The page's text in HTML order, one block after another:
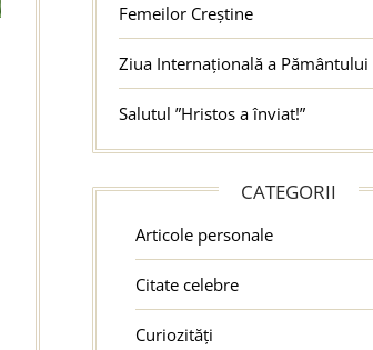
Femeilor Creștine
Ziua Internațională a
Salutul ”Hristos a înviat!”
CATEGORII
Articole personale
Citate celebre
Curiozități